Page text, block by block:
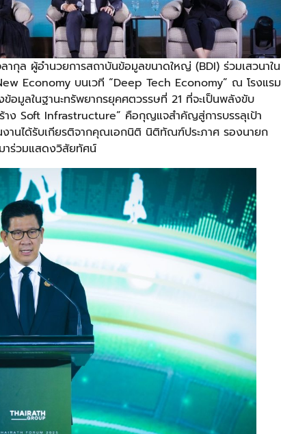
ล ผู้อำนวยการสถาบันข้อมูลขนาดใหญ่ (BDI) ร่วมเสวนาใน
Economy บนเวที “Deep Tech Economy” ณ โรงแรม
มูลในฐานะทรัพยากรยุคศตวรรษที่ 21 ที่จะเป็นพลังขับ
าง Soft Infrastructure” คือกุญแจสำคัญสู่การบรรลุเป้า
านได้รับเกียรติจากคุณเอกนิติ นิติทัณฑ์ประภาศ รองนายก
าร่วมแสดงวิสัยทัศน์